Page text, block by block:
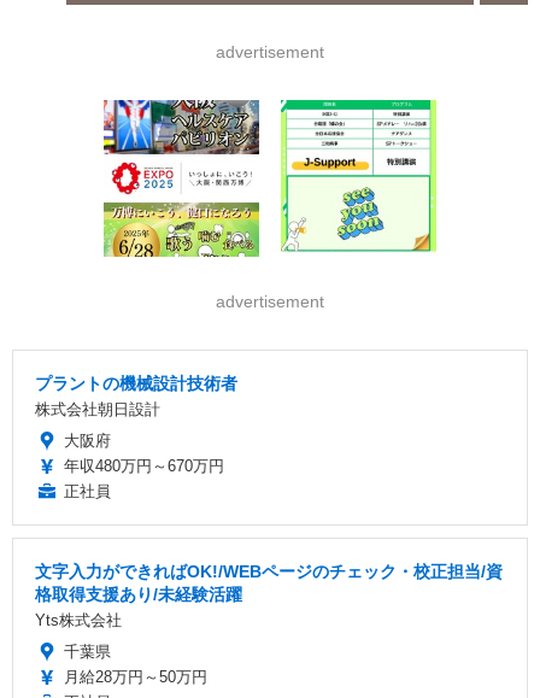
advertisement
advertisement
プラントの機械設計技術者
株式会社朝日設計
大阪府
年収480万円～670万円
正社員
文字入力ができればOK!/WEBページのチェック・校正担当/資
格取得支援あり/未経験活躍
Yts株式会社
千葉県
月給28万円～50万円